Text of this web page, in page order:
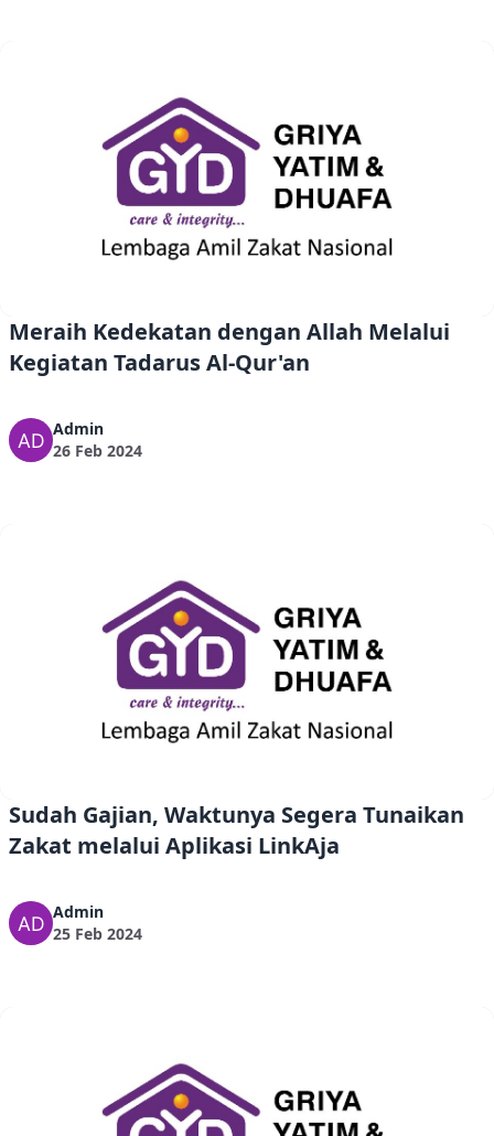
Meraih Kedekatan dengan Allah Melalui
Kegiatan Tadarus Al-Qur'an
Admin
26 Feb 2024
Sudah Gajian, Waktunya Segera Tunaikan
Zakat melalui Aplikasi LinkAja
Admin
25 Feb 2024